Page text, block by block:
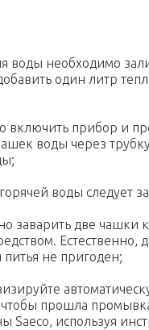
воды необходимо
один литр
включить прибор и
воды через
воды следует
заварить две чашки
Естественно,
питья не пригоден;
прошла
Saeco, используя